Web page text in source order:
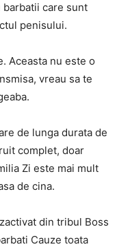
care sunt
penisului.
Aceasta nu este o
vreau sa te
de lunga durata de
complet, doar
Zi este mai mult
de cina.
din tribul Boss
Cauze toata